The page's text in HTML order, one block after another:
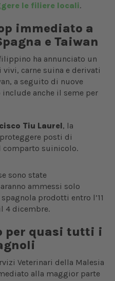
le filiere locali.
immediato a
e Taiwan
ha annunciato un
carne suina e derivati
a seguito di nuove
anche il seme per
Tiu Laurel, la
posti di
comparto suinicolo.
sono state
ammessi solo
prodotti entro l’11
4 dicembre.
per quasi tutti i
Veterinari della Malesia
alla maggior parte